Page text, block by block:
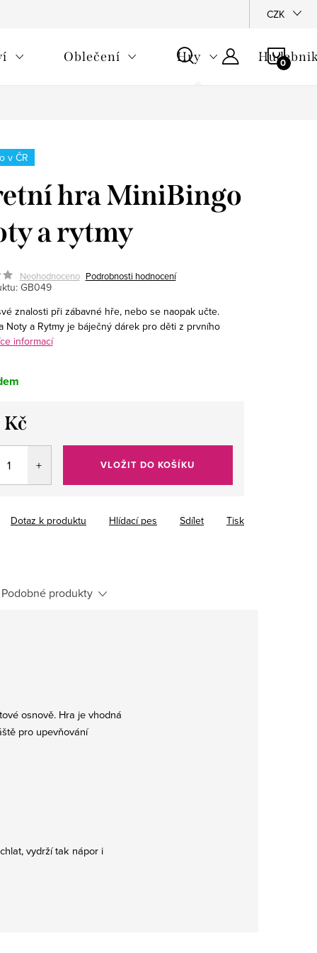
CZK
Oblečení Hry
v ČR
hra MiniBingo
a rytmy
Neohodnoceno Podrobnosti hodnocení
GB049
znalosti při zábavné hře, nebo se naopak učte.
Noty a Rytmy je báječný dárek pro děti z prvního
informací
VLOŽIT DO KOŠÍKU
Tisk
Dotaz k produktu Hlídací pes Sdílet
Podobné produkty
osnově. Hra je vhodná
pro upevňování
vydrží tak nápor i